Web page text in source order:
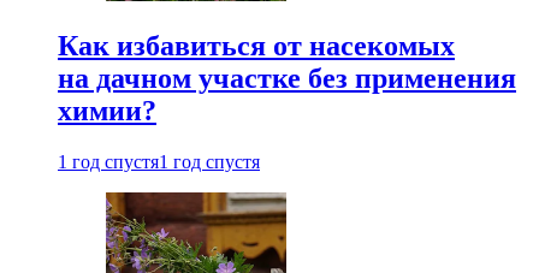
Как избавиться от насекомых
на дачном участке без применения
химии?
1 год спустя1 год спустя